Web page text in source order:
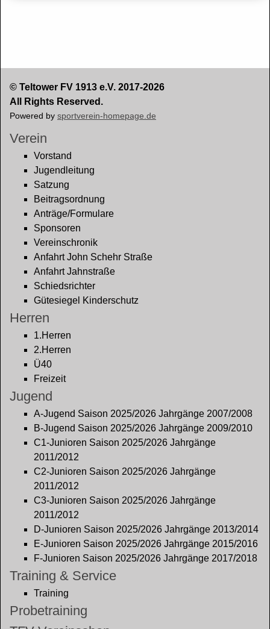
© Teltower FV 1913 e.V. 2017-2026
All Rights Reserved.
Powered by sportverein-homepage.de
Verein
Vorstand
Jugendleitung
Satzung
Beitragsordnung
Anträge/Formulare
Sponsoren
Vereinschronik
Anfahrt John Schehr Straße
Anfahrt Jahnstraße
Schiedsrichter
Gütesiegel Kinderschutz
Herren
1.Herren
2.Herren
Ü40
Freizeit
Jugend
A-Jugend Saison 2025/2026 Jahrgänge 2007/2008
B-Jugend Saison 2025/2026 Jahrgänge 2009/2010
C1-Junioren Saison 2025/2026 Jahrgänge
2011/2012
C2-Junioren Saison 2025/2026 Jahrgänge
2011/2012
C3-Junioren Saison 2025/2026 Jahrgänge
2011/2012
D-Junioren Saison 2025/2026 Jahrgänge 2013/2014
E-Junioren Saison 2025/2026 Jahrgänge 2015/2016
F-Junioren Saison 2025/2026 Jahrgänge 2017/2018
Training & Service
Training
Probetraining